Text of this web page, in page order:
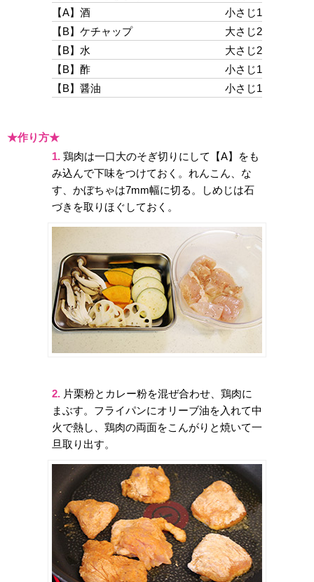
【A】酒
小さじ1
【B】ケチャップ
大さじ2
【B】水
大さじ2
【B】酢
小さじ1
【B】醤油
小さじ1
★作り方★
1. 鶏肉は一口大のそぎ切りにして【A】をも
み込んで下味をつけておく。れんこん、な
す、かぼちゃは7mm幅に切る。しめじは石
づきを取りほぐしておく。
2. 片栗粉とカレー粉を混ぜ合わせ、鶏肉に
まぶす。フライパンにオリーブ油を入れて中
火で熱し、鶏肉の両面をこんがりと焼いて一
旦取り出す。